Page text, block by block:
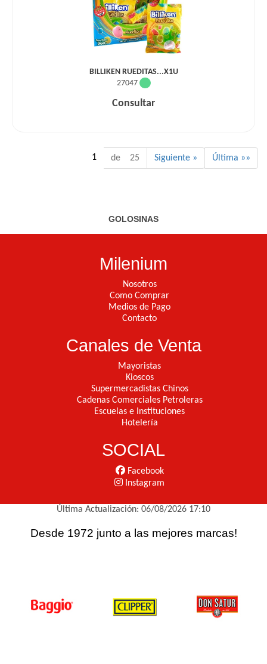
BILLIKEN RUEDITAS...X1U
27047
Consultar
1 de 25 Siguiente » Última »»
GOLOSINAS
Milenium
Nosotros
Como Comprar
Medios de Pago
Contacto
Canales de Venta
Mayoristas
Kioscos
Supermercadistas Chinos
Cadenas Comerciales Petroleras
Escuelas e Instituciones
Hotelería
SOCIAL
Facebook
Instagram
Última Actualización: 06/08/2026 17:10
Desde 1972 junto a las mejores marcas!